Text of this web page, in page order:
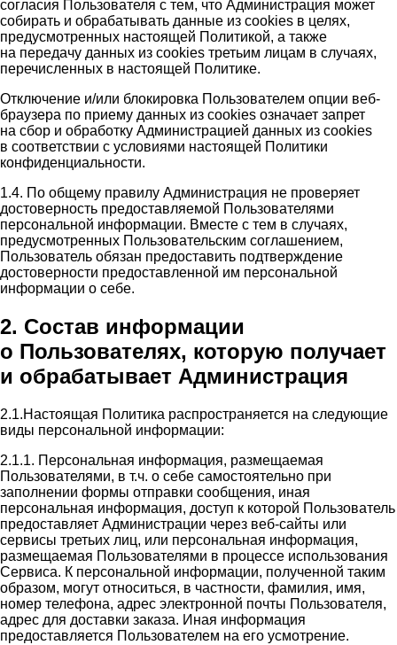
согласия Пользователя с тем, что Администрация может
собирать и обрабатывать данные из cookies в целях,
предусмотренных настоящей Политикой, а также
на передачу данных из cookies третьим лицам в случаях,
перечисленных в настоящей Политике.
Отключение и/или блокировка Пользователем опции веб-
браузера по приему данных из cookies означает запрет
на сбор и обработку Администрацией данных из cookies
в соответствии с условиями настоящей Политики
конфиденциальности.
1.4. По общему правилу Администрация не проверяет
достоверность предоставляемой Пользователями
персональной информации. Вместе с тем в случаях,
предусмотренных Пользовательским соглашением,
Пользователь обязан предоставить подтверждение
достоверности предоставленной им персональной
информации о себе.
2. Состав информации
о Пользователях, которую получает
и обрабатывает Администрация
2.1.Настоящая Политика распространяется на следующие
виды персональной информации:
2.1.1. Персональная информация, размещаемая
Пользователями, в т.ч. о себе самостоятельно при
заполнении формы отправки сообщения, иная
персональная информация, доступ к которой Пользователь
предоставляет Администрации через веб-сайты или
сервисы третьих лиц, или персональная информация,
размещаемая Пользователями в процессе использования
Сервиса. К персональной информации, полученной таким
образом, могут относиться, в частности, фамилия, имя,
номер телефона, адрес электронной почты Пользователя,
адрес для доставки заказа. Иная информация
предоставляется Пользователем на его усмотрение.